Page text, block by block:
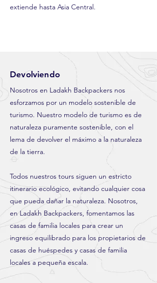
extiende hasta Asia Central.
Devolviendo
Nosotros en Ladakh Backpackers nos
esforzamos por un modelo sostenible de
turismo. Nuestro modelo de turismo es de
naturaleza puramente sostenible, con el
lema de devolver el máximo a la naturaleza
de la tierra.
Todos nuestros tours siguen un estricto
itinerario ecológico, evitando cualquier cosa
que pueda dañar la naturaleza. Nosotros,
en Ladakh Backpackers, fomentamos las
casas de familia locales para crear un
ingreso equilibrado para los propietarios de
casas de huéspedes y casas de familia
locales a pequeña escala.